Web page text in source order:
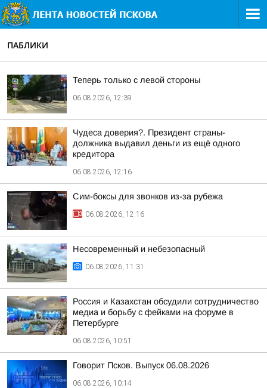
ПАБЛИКИ
Теперь только с левой стороны
06.08.2026, 12:39
Чудеса доверия?. Президент страны-
должника выдавил деньги из ещё одного
кредитора
06.08.2026, 12:16
Сим-боксы для звонков из-за рубежа
06.08.2026, 12:16
Несовременный и небезопасный
06.08.2026, 11:31
Россия и Казахстан обсудили сотрудничество
медиа и борьбу с фейками на форуме в
Петербурге
06.08.2026, 10:51
Говорит Псков. Выпуск 06.08.2026
06.08.2026, 10:14